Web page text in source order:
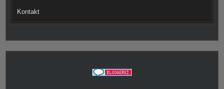
Kontakt